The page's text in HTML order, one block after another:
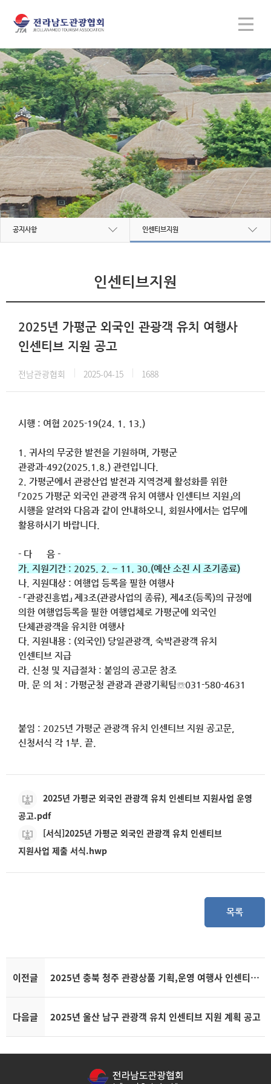
공지사항 인센티브지원
인센티브지원
2025년 가평군 외국인 관광객 유치 여행사
인센티브 지원 공고
전남관광협회 2025-04-15 1688
시행 : 여협 2025-19(24. 1. 13.)
1. 귀사의 무궁한 발전을 기원하며, 가평군
관광과-492(2025.1.8.) 관련입니다.
2. 가평군에서 관광산업 발전과 지역경제 활성화를 위한
「2025 가평군 외국인 관광객 유치 여행사 인센티브 지원」의
시행을 알려와 다음과 같이 안내하오니, 회원사에서는 업무에
활용하시기 바랍니다.
- 다 음 -
가. 지원기간 : 2025. 2. ~ 11. 30.(예산 소진 시 조기종료)
나. 지원대상 : 여행업 등록을 필한 여행사
- 「관광진흥법」 제3조(관광사업의 종류), 제4조(등록)의 규정에
의한 여행업등록을 필한 여행업체로 가평군에 외국인
단체관광객을 유치한 여행사
다. 지원내용 : (외국인) 당일관광객, 숙박관광객 유치
인센티브 지급
라. 신청 및 지급절차 : 붙임의 공고문 참조
마. 문 의 처 : 가평군청 관광과 관광기획팀☏031-580-4631
붙임 : 2025년 가평군 관광객 유치 인센티브 지원 공고문,
신청서식 각 1부. 끝.
2025년 가평군 외국인 관광객 유치 인센티브 지원사업 운영
공고.pdf
[서식]2025년 가평군 외국인 관광객 유치 인센티브
지원사업 제출 서식.hwp
목록
이전글 2025년 충북 청주 관광상품 기획,운영 여행사 인센티브 지원 공고
다음글 2025년 울산 남구 관광객 유치 인센티브 지원 계획 공고